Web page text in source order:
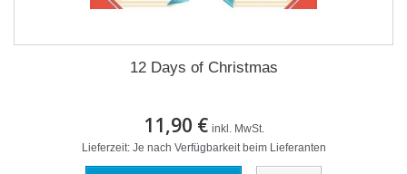
12 Days of Christmas
11,90 € inkl. MwSt.
Lieferzeit: Je nach Verfügbarkeit beim Lieferanten